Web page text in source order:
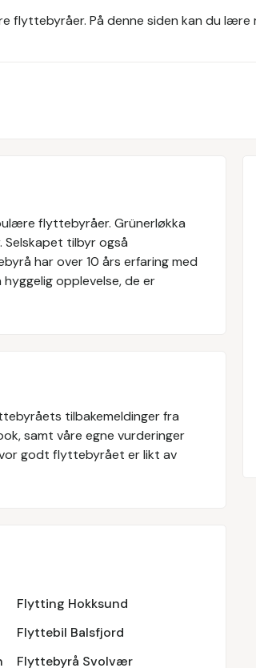
flyttebyråer. På denne siden kan du lære
flyttebyråer. Grünerløkka
tilbyr også
har over 10 års erfaring med
opplevelse, de er
tilbakemeldinger fra
samt våre egne vurderinger
godt flyttebyrået er likt av
Flytting Hokksund
Flyttebil Balsfjord
Flyttebyrå Svolvær